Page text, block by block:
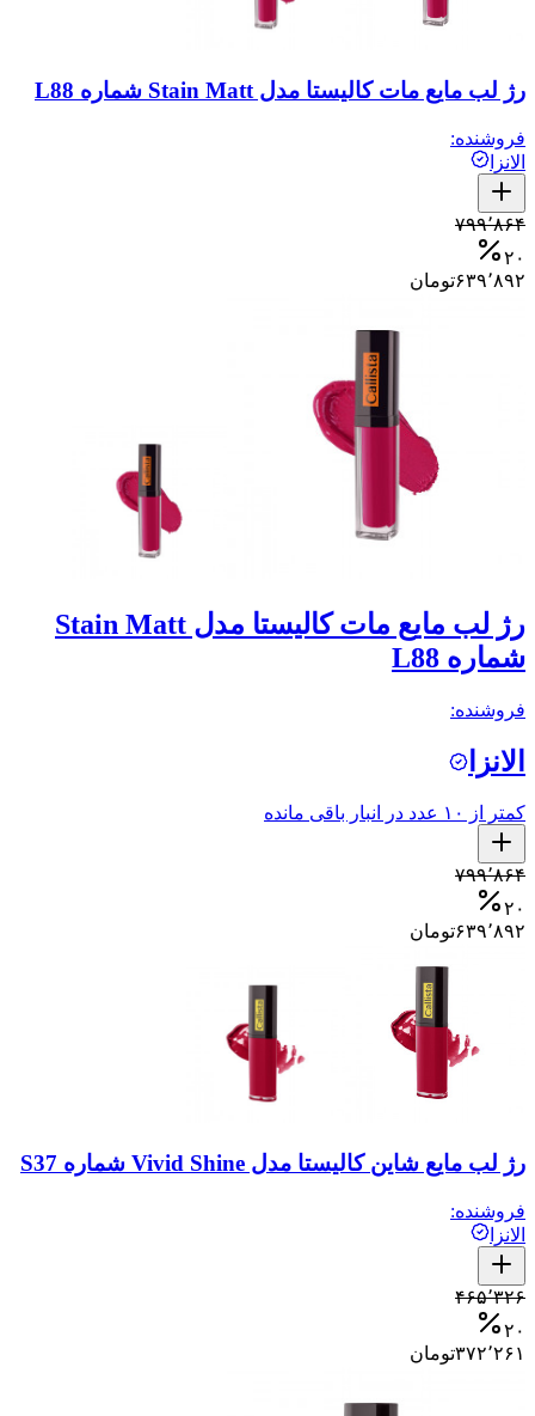
رژ لب مایع مات کالیستا مدل Stain Matt شماره L88
فروشنده:
الانزا
۷۹۹٬۸۶۴
۲۰
۶۳۹٬۸۹۲تومان
رژ لب مایع مات کالیستا مدل Stain Matt
شماره L88
فروشنده:
الانزا
کمتر از ۱۰ عدد در انبار باقی مانده
۷۹۹٬۸۶۴
۲۰
۶۳۹٬۸۹۲تومان
رژ لب مایع شاین کالیستا مدل Vivid Shine شماره S37
فروشنده:
الانزا
۴۶۵٬۳۲۶
۲۰
۳۷۲٬۲۶۱تومان